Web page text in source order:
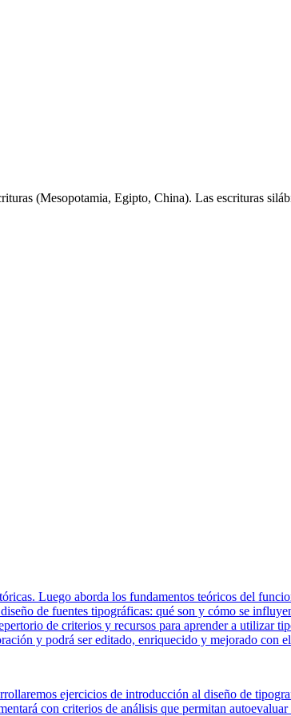
(Mesopotamia, Egipto, China). Las escrituras
Luego aborda los fundamentos teóricos del
de fuentes tipográficas: qué son y cómo se
de criterios y recursos para aprender a utilizar
y podrá ser editado, enriquecido y mejorado con
ejercicios de introducción al diseño de
con criterios de análisis que permitan